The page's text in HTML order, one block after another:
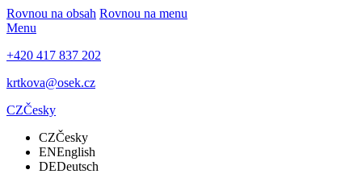
Rovnou na obsah Rovnou na menu
Menu
+420 417 837 202
krtkova@osek.cz
CZČesky
CZČesky
ENEnglish
DEDeutsch